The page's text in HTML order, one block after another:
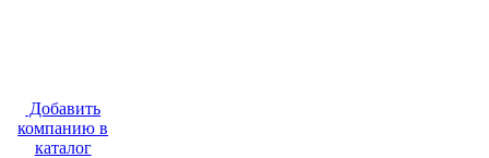
Добавить
компанию в
каталог